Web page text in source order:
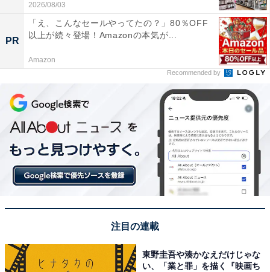
＞3位までの全ランキング結果を見る
【おすすめ記事】
・
「水道水を飲むことに抵抗がない」都道府県ランキン
グ！ 3位は 「鳥取県」、同率1位は…？
・
「全国で最も魅力的な都道府県」ランキング！ 1位は13
年連続「北海道」、最下位は…？
「魅力的な温泉がある」都道府県ランキング！ 1位は？
・
美味しい地元グルメが多かった「国内旅行先」ランキン
2026/08/03
PR
「え、こんなセールやってたの？」80％OFF
以上が続々登場！Amazonの本気が...
Amazon
Recommended by
注目の連載
東野圭吾や湊かなえだけじゃな
い、「業と罪」を描く『映画ち